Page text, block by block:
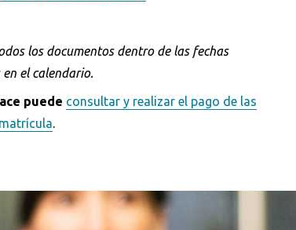
los documentos dentro de las fechas
el calendario.
puede consultar y realizar el pago de las
.
Ordenar por: *